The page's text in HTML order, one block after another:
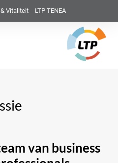
Vitaliteit LTP TENEA
van business